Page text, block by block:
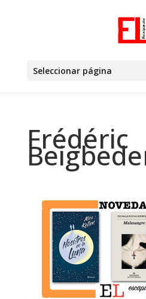
Seleccionar página
Frédéric